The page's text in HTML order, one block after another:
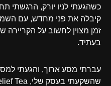
כשהגעתי לניו יורק, הרגשתי
קיבלה את פני מחדש, עם
זמן מצוין לחשוב על הקריירה
בעתיד.
עברתי מסע ארוך, והגעתי